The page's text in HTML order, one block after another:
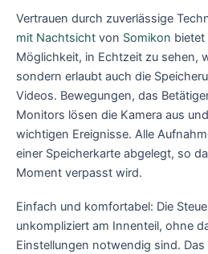
Vertrauen durch zuverlässige
mit Nachtsicht von Somikon bietet
Möglichkeit, in Echtzeit zu sehen,
sondern erlaubt auch die
Videos. Bewegungen, das
Monitors lösen die Kamera aus
wichtigen Ereignisse. Alle
einer Speicherkarte abgelegt, so
Moment verpasst wird.
Einfach und komfortabel: Die
unkompliziert am Innenteil, ohne
Einstellungen notwendig sind.